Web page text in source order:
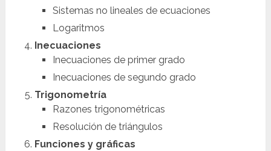
Sistemas no lineales de ecuaciones
Logaritmos
Inecuaciones
Inecuaciones de primer grado
Inecuaciones de segundo grado
Trigonometría
Razones trigonométricas
Resolución de triángulos
Funciones y gráficas